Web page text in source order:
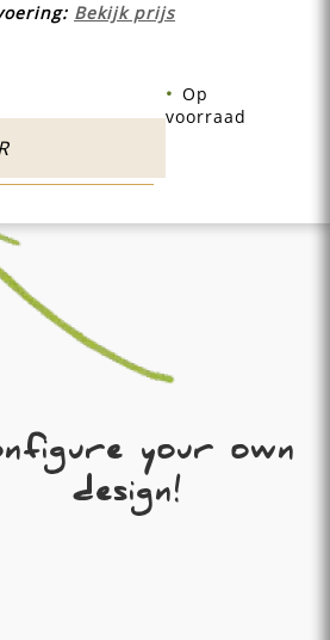
Bekijk prijs
Op
voorraad
your own
design!